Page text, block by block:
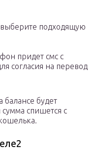
подходящую
придет смс с
согласия на перевод
балансе будет
сумма спишется с